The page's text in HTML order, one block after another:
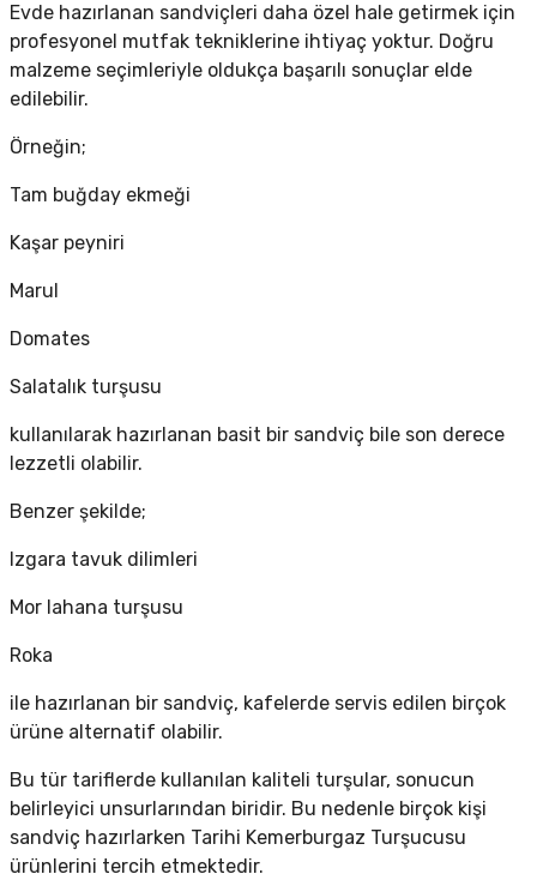
Evde hazırlanan sandviçleri daha özel hale getirmek için
profesyonel mutfak tekniklerine ihtiyaç yoktur. Doğru
malzeme seçimleriyle oldukça başarılı sonuçlar elde
edilebilir.
Örneğin;
Tam buğday ekmeği
Kaşar peyniri
Marul
Domates
Salatalık turşusu
kullanılarak hazırlanan basit bir sandviç bile son derece
lezzetli olabilir.
Benzer şekilde;
Izgara tavuk dilimleri
Mor lahana turşusu
Roka
ile hazırlanan bir sandviç, kafelerde servis edilen birçok
ürüne alternatif olabilir.
Bu tür tariflerde kullanılan kaliteli turşular, sonucun
belirleyici unsurlarından biridir. Bu nedenle birçok kişi
sandviç hazırlarken Tarihi Kemerburgaz Turşucusu
ürünlerini tercih etmektedir.